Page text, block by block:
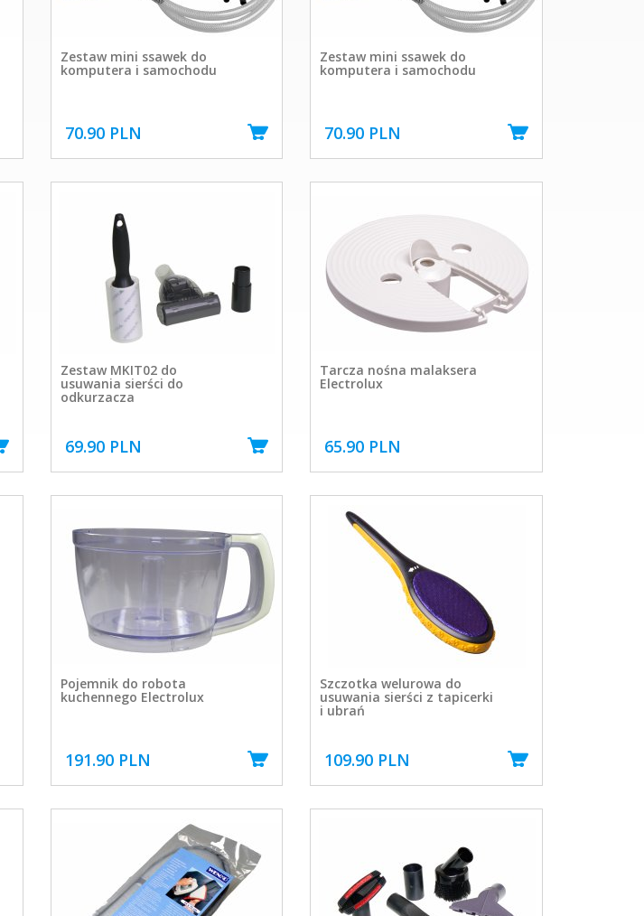
Zestaw mini ssawek do
komputera i samochodu
70.90 PLN
Zestaw mini ssawek do
komputera i samochodu
70.90 PLN
Zestaw MKIT02 do
usuwania sierści do
odkurzacza
69.90 PLN
Tarcza nośna malaksera
Electrolux
65.90 PLN
Pojemnik do robota
kuchennego Electrolux
191.90 PLN
Szczotka welurowa do
usuwania sierści z tapicerki
i ubrań
109.90 PLN